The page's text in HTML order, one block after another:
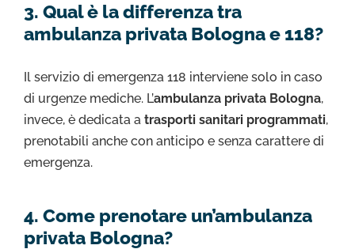
3. Qual è la differenza tra
ambulanza privata Bologna e 118?
Il servizio di emergenza 118 interviene solo in caso
di urgenze mediche. L’ambulanza privata Bologna,
invece, è dedicata a trasporti sanitari programmati,
prenotabili anche con anticipo e senza carattere di
emergenza.
4. Come prenotare un’ambulanza
privata Bologna?